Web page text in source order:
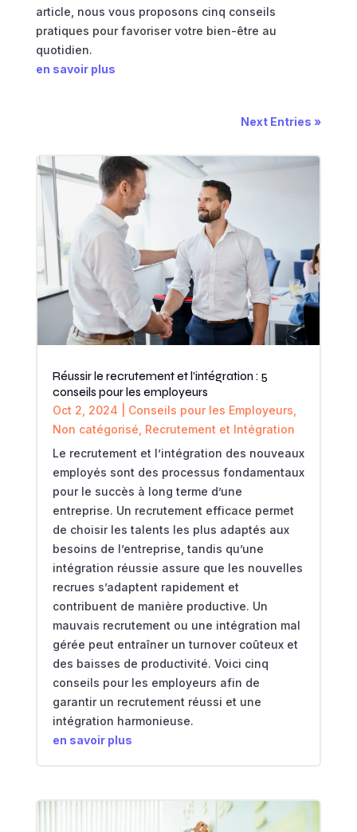
article, nous vous proposons cinq conseils
pratiques pour favoriser votre bien-être au
quotidien.
en savoir plus
Next Entries »
Réussir le recrutement et l’intégration : 5
conseils pour les employeurs
Oct 2, 2024
Conseils pour les Employeurs
Non catégorisé Recrutement et Intégration
Le recrutement et l’intégration des nouveaux
employés sont des processus fondamentaux
pour le succès à long terme d’une
entreprise. Un recrutement efficace permet
de choisir les talents les plus adaptés aux
besoins de l’entreprise, tandis qu’une
intégration réussie assure que les nouvelles
recrues s’adaptent rapidement et
contribuent de manière productive. Un
mauvais recrutement ou une intégration mal
gérée peut entraîner un turnover coûteux et
des baisses de productivité. Voici cinq
conseils pour les employeurs afin de
garantir un recrutement réussi et une
intégration harmonieuse.
en savoir plus